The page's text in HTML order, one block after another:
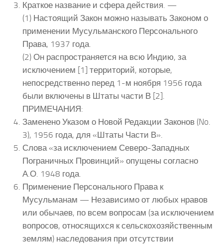
Краткое название и сфера действия. —
(1) Настоящий Закон можно называть Законом о
применении Мусульманского Персонального
Права, 1937 года.
(2) Он распространяется на всю Индию, за
исключением [1] территорий, которые,
непосредственно перед 1-м ноября 1956 года
были включены в Штаты части В [2].
ПРИМЕЧАНИЯ:
Заменено Указом о Новой Редакции Законов (No.
3), 1956 года, для «Штаты Части В».
Слова «за исключением Северо-Западных
Пограничных Провинций» опущены согласно
А.О. 1948 года.
Применение Персонального Права к
Мусульманам — Независимо от любых нравов
или обычаев, по всем вопросам (за исключением
вопросов, относящихся к сельскохозяйственным
землям) наследования при отсутствии